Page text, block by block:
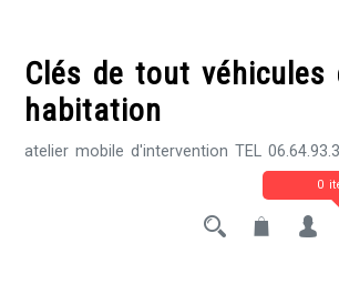
contentClés de tout véhicules
habitation
atelier mobile d'intervention TEL
0